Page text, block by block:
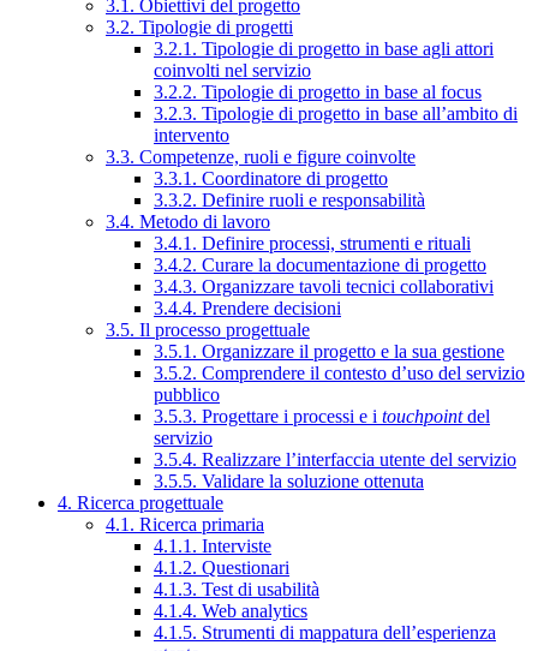
3.1. Obiettivi del progetto
3.2. Tipologie di progetti
3.2.1. Tipologie di progetto in base agli attori
coinvolti nel servizio
3.2.2. Tipologie di progetto in base al focus
3.2.3. Tipologie di progetto in base all’ambito di
intervento
3.3. Competenze, ruoli e figure coinvolte
3.3.1. Coordinatore di progetto
3.3.2. Definire ruoli e responsabilità
3.4. Metodo di lavoro
3.4.1. Definire processi, strumenti e rituali
3.4.2. Curare la documentazione di progetto
3.4.3. Organizzare tavoli tecnici collaborativi
3.4.4. Prendere decisioni
3.5. Il processo progettuale
3.5.1. Organizzare il progetto e la sua gestione
3.5.2. Comprendere il contesto d’uso del servizio
pubblico
3.5.3. Progettare i processi e i touchpointdel
servizio
3.5.4. Realizzare l’interfaccia utente del servizio
3.5.5. Validare la soluzione ottenuta
4. Ricerca progettuale
4.1. Ricerca primaria
4.1.1. Interviste
4.1.2. Questionari
4.1.3. Test di usabilità
4.1.4. Web analytics
4.1.5. Strumenti di mappatura dell’esperienza